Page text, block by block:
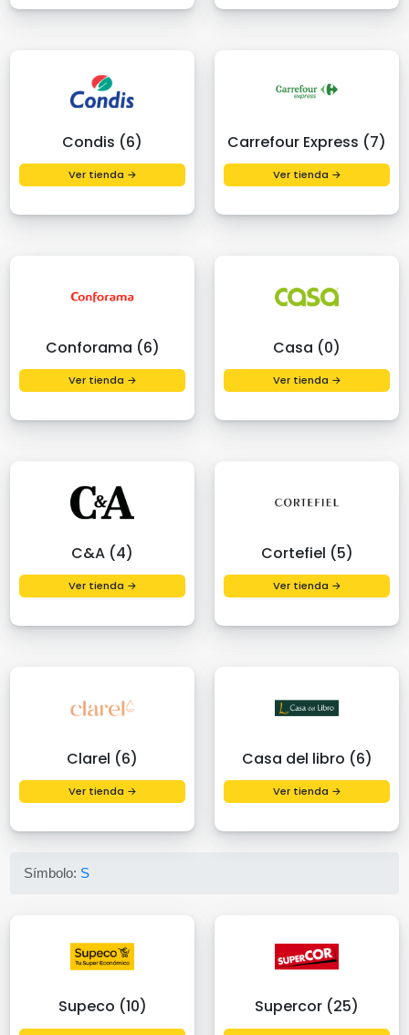
Condis (6)
Ver tienda →
Carrefour Express (7)
Ver tienda →
Conforama (6)
Ver tienda →
Casa (0)
Ver tienda →
C&A (4)
Ver tienda →
Cortefiel (5)
Ver tienda →
Clarel (6)
Ver tienda →
Casa del libro (6)
Ver tienda →
Símbolo: S
Supeco (10) Supercor (25)